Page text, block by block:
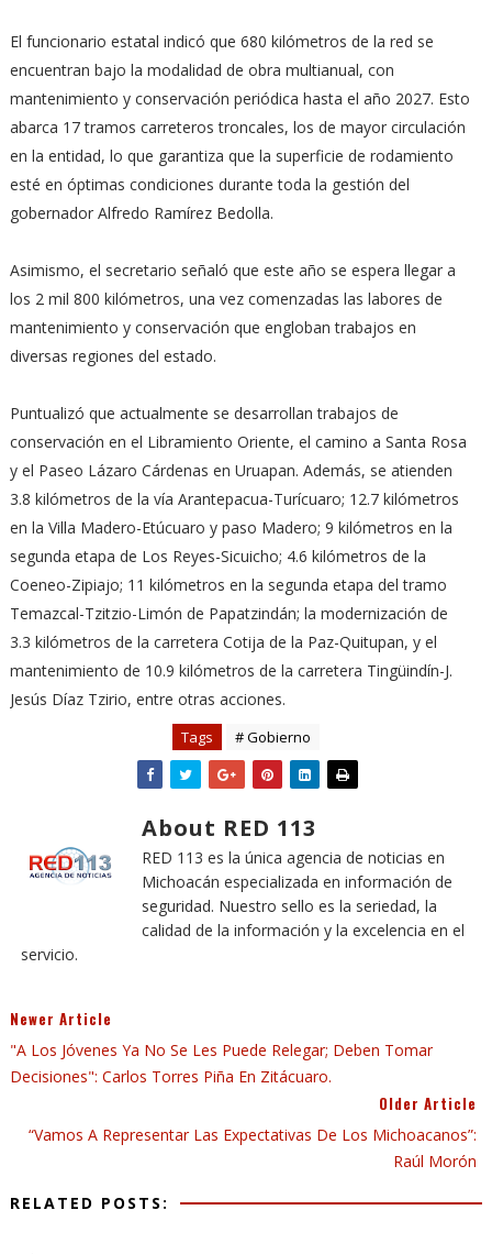
El funcionario estatal indicó que 680 kilómetros de la red se
encuentran bajo la modalidad de obra multianual, con
mantenimiento y conservación periódica hasta el año 2027. Esto
abarca 17 tramos carreteros troncales, los de mayor circulación
en la entidad, lo que garantiza que la superficie de rodamiento
esté en óptimas condiciones durante toda la gestión del
gobernador Alfredo Ramírez Bedolla.
Asimismo, el secretario señaló que este año se espera llegar a
los 2 mil 800 kilómetros, una vez comenzadas las labores de
mantenimiento y conservación que engloban trabajos en
diversas regiones del estado.
Puntualizó que actualmente se desarrollan trabajos de
conservación en el Libramiento Oriente, el camino a Santa Rosa
y el Paseo Lázaro Cárdenas en Uruapan. Además, se atienden
3.8 kilómetros de la vía Arantepacua-Turícuaro; 12.7 kilómetros
en la Villa Madero-Etúcuaro y paso Madero; 9 kilómetros en la
segunda etapa de Los Reyes-Sicuicho; 4.6 kilómetros de la
Coeneo-Zipiajo; 11 kilómetros en la segunda etapa del tramo
Temazcal-Tzitzio-Limón de Papatzindán; la modernización de
3.3 kilómetros de la carretera Cotija de la Paz-Quitupan, y el
mantenimiento de 10.9 kilómetros de la carretera Tingüindín-J.
Jesús Díaz Tzirio, entre otras acciones.
Tags # Gobierno
About RED 113
RED 113 es la única agencia de noticias en
Michoacán especializada en información de
seguridad. Nuestro sello es la seriedad, la
calidad de la información y la excelencia en el
servicio.
Newer Article
"A Los Jóvenes Ya No Se Les Puede Relegar; Deben Tomar
Decisiones": Carlos Torres Piña En Zitácuaro.
Older Article
“Vamos A Representar Las Expectativas De Los Michoacanos”:
Raúl Morón
RELATED POSTS: